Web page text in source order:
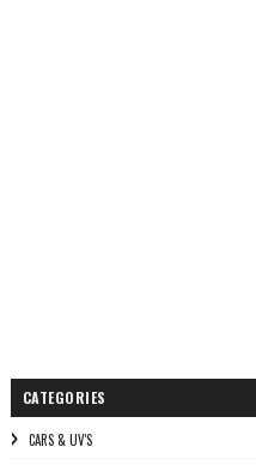
CATEGORIES
CARS & UV'S